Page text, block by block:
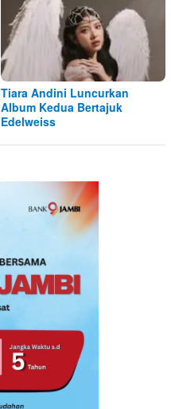
Tiara Andini Luncurkan
Album Kedua Bertajuk
Edelweiss